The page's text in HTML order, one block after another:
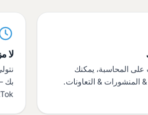
على المحاسبة، يمكنك
& المنشورات & التعاونات.
لا
بك